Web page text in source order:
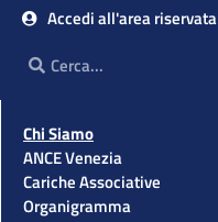
Accedi all'area riservata
Cerca
Chi Siamo
ANCE Venezia
Cariche Associative
Organigramma